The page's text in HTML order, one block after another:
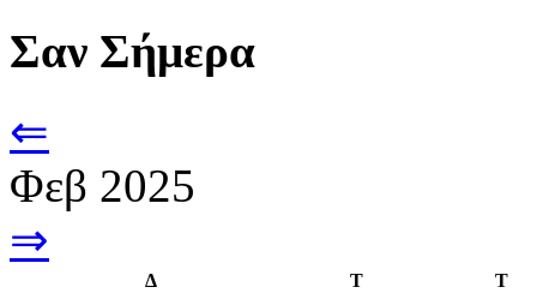
Σαν Σήμερα
⇐
Φεβ 2025
⇒
Δ Τ Τ